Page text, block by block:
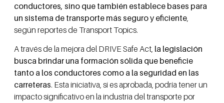
conductores, sino que también establece bases para
un sistema de transporte más seguro y eficiente,
según reportes de Transport Topics.
A través de la mejora del DRIVE Safe Act, la legislación
busca brindar una formación sólida que beneficie
tanto a los conductores como a la seguridad en las
carreteras. Esta iniciativa, si es aprobada, podría tener un
impacto significativo en la industria del transporte por